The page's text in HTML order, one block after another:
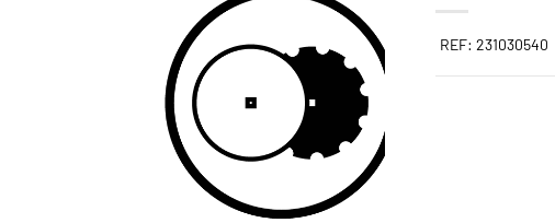
REF: 231030540